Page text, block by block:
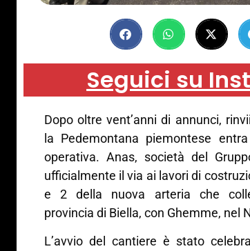
Seguici su
Dopo oltre vent’anni di annunci,
la Pedemontana piemontese
operativa. Anas, società del
ufficialmente il via ai lavori di
e 2 della nuova arteria che
provincia di Biella, con Ghemme, nel
L’avvio del cantiere è stato